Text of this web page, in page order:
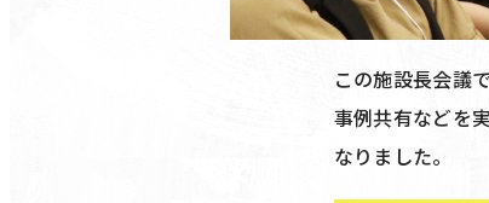
この施設長会議
事例共有などを
なりました。